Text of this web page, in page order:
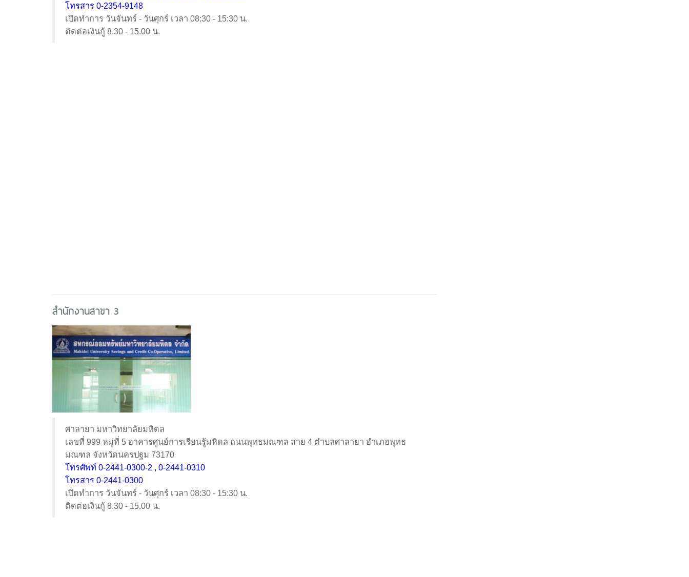
โทรสาร 0-2354-9148
เปิดทำการ วันจันทร์ - วันศุกร์ เวลา 08:30 - 15:30 น.
ติดต่อเงินกู้ 8.30 - 15.00 น.
สำนักงานสาขา 3
ศาลายา มหาวิทยาลัยมหิดล
เลขที่ 999 หมู่ที่ 5 อาคารศูนย์การเรียนรู้มหิดล ถนนพุทธมณฑล สาย 4 ตำบลศาลายา อำเภอพุทธ
มณฑล จังหวัดนครปฐม 73170
โทรศัพท์ 0-2441-0300-2 , 0-2441-0310
โทรสาร 0-2441-0300
เปิดทำการ วันจันทร์ - วันศุกร์ เวลา 08:30 - 15:30 น.
ติดต่อเงินกู้ 8.30 - 15.00 น.